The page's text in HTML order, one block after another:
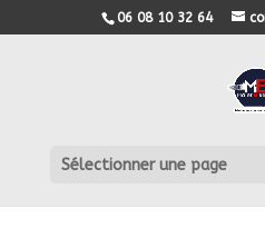
06 08 10 32 64
Sélectionner une page